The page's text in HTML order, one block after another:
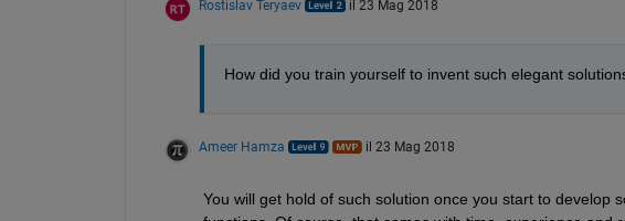
Rostislav Teryaev il 23 Mag 2018
How did you train yourself to invent such elegant
Ameer Hamza il 23 Mag 2018
You will get hold of such solution once you start to develop